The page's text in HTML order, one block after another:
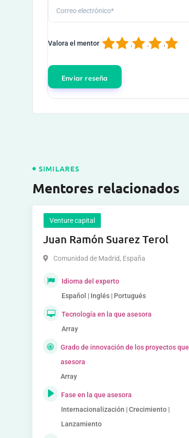
Valora el mentor 5
4
3
2
1
SIMILARES
Mentores relacionados
Venture capital
Juan Ramón Suarez Terol
Comunidad de Madrid, España
Idioma del experto
Español | Inglés | Portugués
Tecnología en la que asesora
Array
Grado de innovación de los proyectos que
asesora
Array
Fase en la que asesora
Internacionalización | Crecimiento |
Lanzamiento